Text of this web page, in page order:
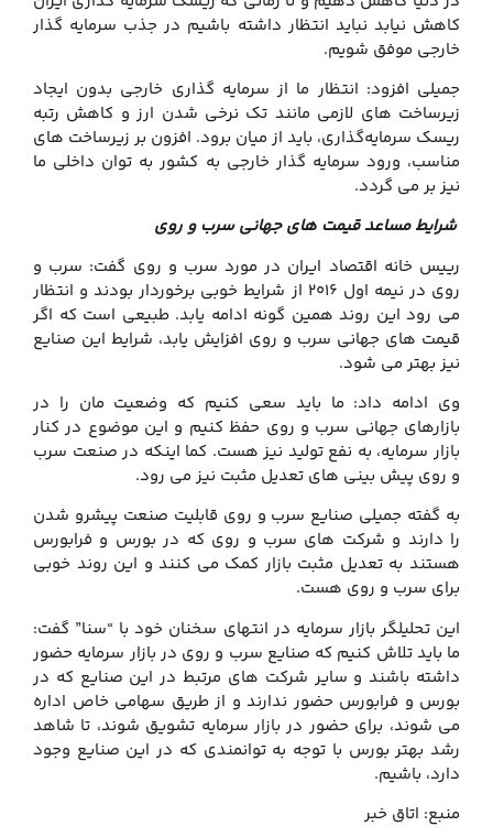
کاهش نیابد نباید انتظار داشته باشیم در جذب سرمایه گذار
خارجی موفق شویم.
جمیلی افزود: انتظار ما از سرمایه گذاری خارجی بدون ایجاد
زیرساخت های لازمی مانند تک نرخی شدن ارز و کاهش رتبه
ریسک سرمایه‌گذاری، باید از میان برود. افزون بر زیرساخت های
مناسب، ورود سرمایه گذار خارجی به کشور به توان داخلی ما
نیز بر می گردد.
شرایط مساعد قیمت های جهانی سرب و روی
رییس خانه اقتصاد ایران در مورد سرب و روی گفت: سرب و
روی در نیمه اول 2016 از شرایط خوبی برخوردار بودند و انتظار
می رود این روند همین گونه ادامه یابد. طبیعی است که اگر
قیمت های جهانی سرب و روی افزایش یابد، شرایط این صنایع
نیز بهتر می شود.
وی ادامه داد: ما باید سعی کنیم که وضعیت مان را در
بازارهای جهانی سرب و روی حفظ کنیم و این موضوع در کنار
بازار سرمایه، به نفع تولید نیز هست. کما اینکه در صنعت سرب
و روی پیش بینی های تعدیل مثبت نیز می رود.
به گفته جمیلی صنایع سرب و روی قابلیت صنعت پیشرو شدن
را دارند و شرکت های سرب و روی که در بورس و فرابورس
هستند به تعدیل مثبت بازار کمک می کنند و این روند خوبی
برای سرب و روی هست.
این تحلیلگر بازار سرمایه در انتهای سخنان خود با “سنا” گفت:
ما باید تلاش کنیم که صنایع سرب و روی در بازار سرمایه حضور
داشته باشند و سایر شرکت های مرتبط در این صنایع که در
بورس و فرابورس حضور ندارند و از طریق سهامی خاص اداره
می شوند، برای حضور در بازار سرمایه تشویق شوند، تا شاهد
رشد بهتر بورس با توجه به توانمندی که در این صنایع وجود
دارد، باشیم.
منبع: اتاق خبر